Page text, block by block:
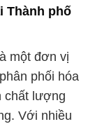
Thành phố
một đơn vị
phối hóa
chất lượng
Với nhiều